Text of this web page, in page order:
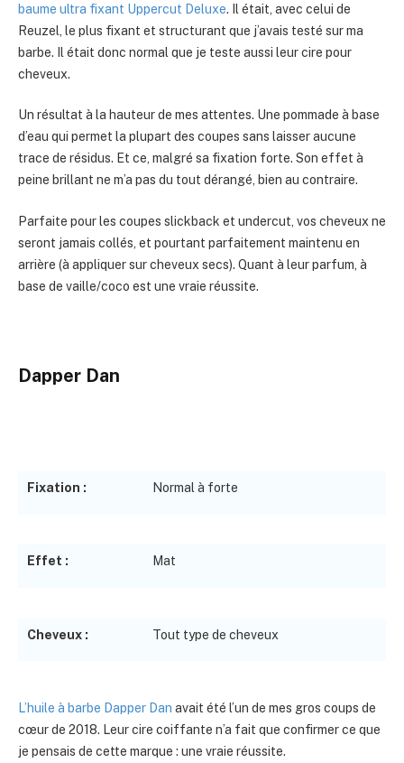
baume ultra fixant Uppercut Deluxe. Il était, avec celui de
Reuzel, le plus fixant et structurant que j’avais testé sur ma
barbe. Il était donc normal que je teste aussi leur cire pour
cheveux.
Un résultat à la hauteur de mes attentes. Une pommade à base
d’eau qui permet la plupart des coupes sans laisser aucune
trace de résidus. Et ce, malgré sa fixation forte. Son effet à
peine brillant ne m’a pas du tout dérangé, bien au contraire.
Parfaite pour les coupes slickback et undercut, vos cheveux ne
seront jamais collés, et pourtant parfaitement maintenu en
arrière (à appliquer sur cheveux secs). Quant à leur parfum, à
base de vaille/coco est une vraie réussite.
Dapper Dan
Fixation : Normal à forte
Effet : Mat
Cheveux : Tout type de cheveux
L’huile à barbe Dapper Dan avait été l’un de mes gros coups de
cœur de 2018. Leur cire coiffante n’a fait que confirmer ce que
je pensais de cette marque : une vraie réussite.